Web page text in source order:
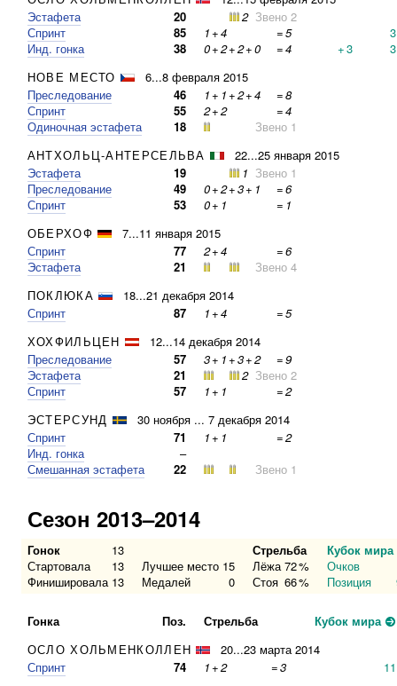
Эстафета
20 2 Звено 2
Спринт
85 1+4 =5
3
Инд. гонка
38 0+2+2+0 =4 +3
3
НОВЕ МЕСТО
6...8 февраля 2015
Преследование
46 1+ 1+2+4 =8
Спринт
55 2+2 =4
Одиночная эстафета
18
Звено 1
АНТХОЛЬЦ-АНТЕРСЕЛЬВА
22...25 января 2015
Эстафета
19 1 Звено 1
Преследование
49 0+2+3+ 1 =6
Спринт
53 0+ 1 = 1
ОБЕРХОФ
7...11 января 2015
Спринт
77 2+4 =6
Эстафета
21
Звено 4
ПОКЛЮКА
18...21 декабря 2014
Спринт
87 1+4 =5
ХОХФИЛЬЦЕН
12...14 декабря 2014
Преследование
57 3+ 1+3+2 =9
Эстафета
21 2 Звено 2
Спринт
57 1+ 1 =2
ЭСТЕРСУНД
30 ноября ... 7 декабря 2014
Спринт
71 1+ 1 =2
Инд. гонка
–
Смешанная эстафета
22 Звено 1
Сезон 2013–2014
Гонок 13 Стрельба
Кубок мира
Стартовала
13 Лучшее место 15 Лёжа 72% Очков
Финишировала 13 Медалей 0 Стоя 66% Позиция
Гонка Поз. Стрельба
Кубок мира
ОСЛО ХОЛЬМЕНКОЛЛЕН
20...23 марта 2014
Спринт
74 1+2 =3
11